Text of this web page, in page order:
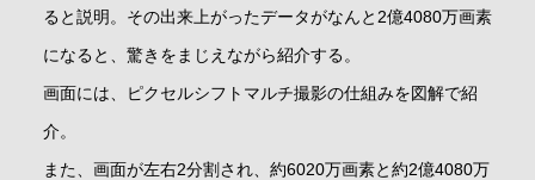
ると説明。その出来上がったデータがなんと2億4080万画素
になると、驚きをまじえながら紹介する。
画面には、ピクセルシフトマルチ撮影の仕組みを図解で紹
介。
また、画面が左右2分割され、約6020万画素と約2億4080万